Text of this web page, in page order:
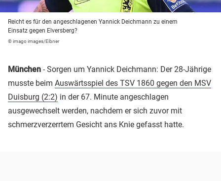
Reicht es für den angeschlagenen Yannick Deichmann zu einem
Einsatz gegen Elversberg?
© imago images/Eibner
München - Sorgen um Yannick Deichmann: Der 28-Jährige
musste beim Auswärtsspiel des TSV 1860 gegen den MSV
Duisburg (2:2) in der 67. Minute angeschlagen
ausgewechselt werden, nachdem er sich zuvor mit
schmerzverzerrtem Gesicht ans Knie gefasst hatte.